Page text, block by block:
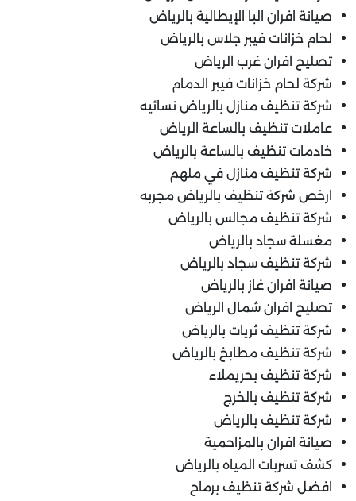
صيانة افران البا الإيطالية بالرياض
لحام خزانات فيبر جلاس بالرياض
تصليح افران غرب الرياض
شركة لحام خزانات فيبر الدمام
شركة تنظيف منازل بالرياض نسائيه
عاملات تنظيف بالساعة الرياض
خادمات تنظيف بالساعة بالرياض
شركة تنظيف منازل في ملهم
ارخص شركة تنظيف بالرياض مجربه
شركة تنظيف مجالس بالرياض
مغسلة سجاد بالرياض
شركة تنظيف سجاد بالرياض
صيانة افران غاز بالرياض
تصليح افران شمال الرياض
شركة تنظيف ثريات بالرياض
شركة تنظيف مطابخ بالرياض
شركة تنظيف بحريملاء
شركة تنظيف بالخرج
شركة تنظيف بالرياض
صيانة افران بالمزاحمية
كشف تسربات المياه بالرياض
افضل شركة تنظيف برماح